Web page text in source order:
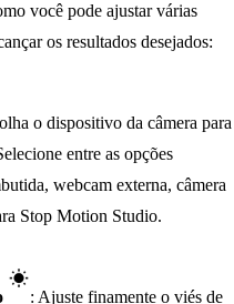
você pode ajustar várias
os resultados desejados:
o dispositivo da câmera para
entre as opções
webcam externa, câmera
Stop Motion Studio.
: Ajuste finamente o viés de